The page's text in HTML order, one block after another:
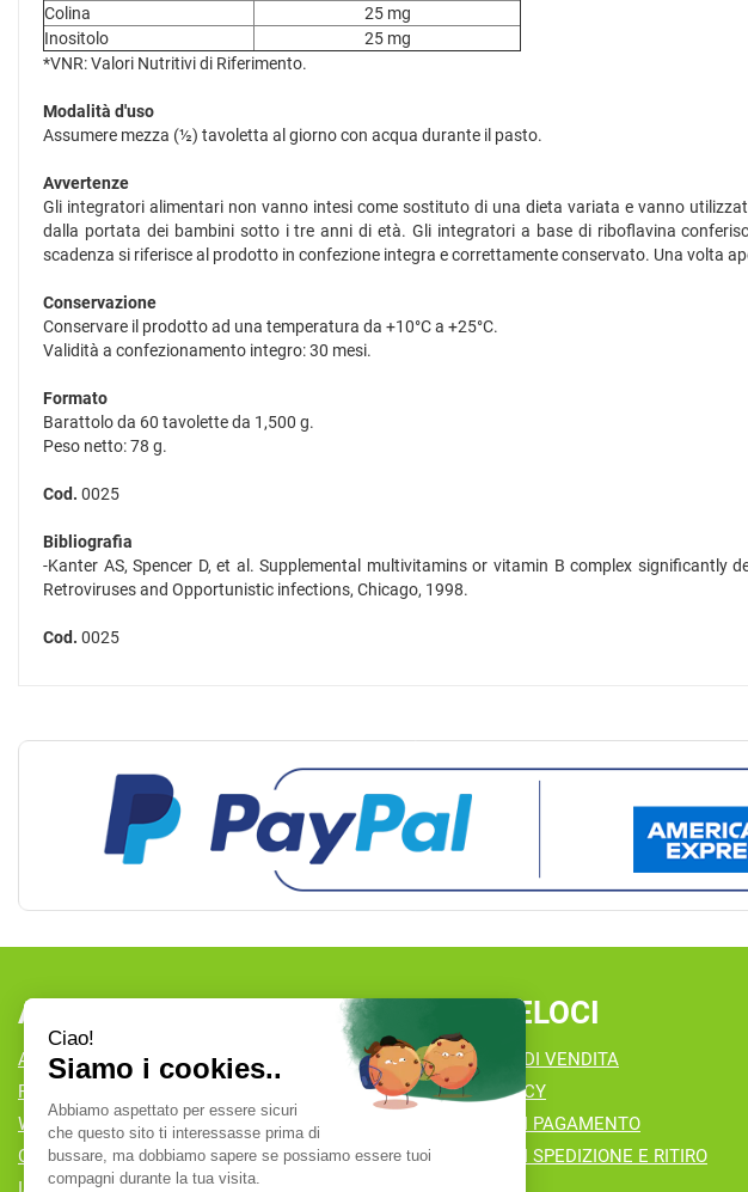
Colina
25 mg
Inositolo
25 mg
*VNR: Valori Nutritivi di Riferimento.
Modalità d'uso
Assumere mezza (½) tavoletta al giorno con acqua durante il pasto.
Avvertenze
Gli integratori alimentari non vanno intesi come sostituto di una dieta variata e vanno
dalla portata dei bambini sotto i tre anni di età. Gli integratori a base di riboflavina
scadenza si riferisce al prodotto in confezione integra e correttamente conservato. Una volta
Conservazione
Conservare il prodotto ad una temperatura da +10°C a +25°C.
Validità a confezionamento integro: 30 mesi.
Formato
Barattolo da 60 tavolette da 1,500 g.
Peso netto: 78 g.
Cod. 0025
Bibliografia
-Kanter AS, Spencer D, et al. Supplemental multivitamins or vitamin B complex
Retroviruses and Opportunistic infections, Chicago, 1998.
Cod. 0025
AREA UTENTE
ACCEDI
REGISTRATI
WISHLIST
CONTATTI
LINK VELOCI
CONDIZIONI DI VENDITA
COOKIE POLICY
MODALITÀ DI PAGAMENTO
MODALITÀ DI SPEDIZIONE E RITIRO